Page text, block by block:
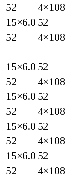
52 4×108
15×6.0 52
52 4×108
15×6.0 52
52 4×108
15×6.0 52
52 4×108
15×6.0 52
52 4×108
15×6.0 52
52 4×108